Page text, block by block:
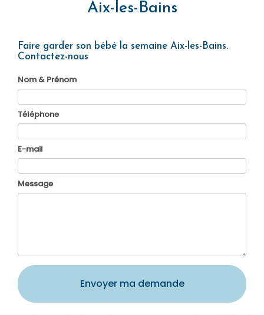
Aix-les-Bains
Faire garder son bébé la semaine Aix-les-Bains.
Contactez-nous
Nom & Prénom
Téléphone
E-mail
Message
Envoyer ma demande